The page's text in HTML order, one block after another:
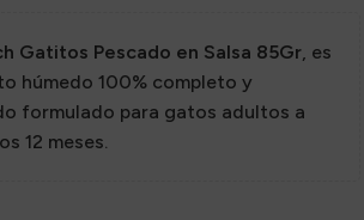
Gatitos Pescado en Salsa 85Gr, es
húmedo 100% completo y
formulado para gatos adultos a
12 meses.